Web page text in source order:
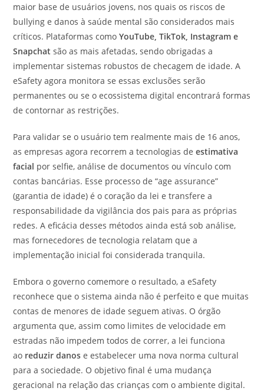
maior base de usuários jovens, nos quais os riscos de
bullying e danos à saúde mental são considerados mais
críticos. Plataformas comoYouTube, TikTok, Instagram e
Snapchat são as mais afetadas, sendo obrigadas a
implementar sistemas robustos de checagem de idade. A
eSafety agora monitora se essas exclusões serão
permanentes ou se o ecossistema digital encontrará formas
de contornar as restrições.
Para validar se o usuário tem realmente mais de 16 anos,
as empresas agora recorrem a tecnologias deestimativa
facial por selfie, análise de documentos ou vínculo com
contas bancárias. Esse processo de “age assurance”
(garantia de idade) é o coração da lei e transfere a
responsabilidade da vigilância dos pais para as próprias
redes. A eficácia desses métodos ainda está sob análise,
mas fornecedores de tecnologia relatam que a
implementação inicial foi considerada tranquila.
Embora o governo comemore o resultado, a eSafety
reconhece que o sistema ainda não é perfeito e que muitas
contas de menores de idade seguem ativas. O órgão
argumenta que, assim como limites de velocidade em
estradas não impedem todos de correr, a lei funciona
ao reduzir danos e estabelecer uma nova norma cultural
para a sociedade. O objetivo final é uma mudança
geracional na relação das crianças com o ambiente digital.